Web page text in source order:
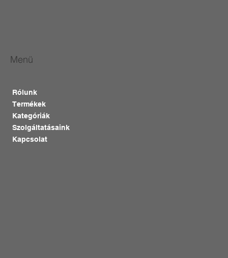
Menü
Rólunk
Termékek
Kategóriák
Szolgáltatásaink
Kapcsolat